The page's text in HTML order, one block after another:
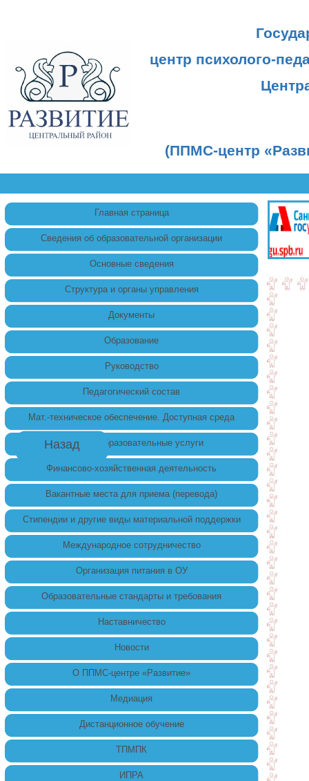
центр психолого-
(ППМС-центр
Главная страница
Сведения об образовательной организации
Основные сведения
Структура и органы управления
Документы
Образование
Руководство
Педагогический состав
Мат.-техническое обеспечение. Доступная среда
Платные образовательные услуги
Финансово-хозяйственная деятельность
Вакантные места для приема (перевода)
Стипендии и другие виды материальной поддержки
Международное сотрудничество
Организация питания в ОУ
Образовательные стандарты и требования
Наставничество
Новости
О ППМС-центре «Развитие»
Медиация
Дистанционное обучение
ТПМПК
ИПРА
Назад